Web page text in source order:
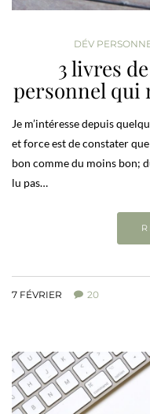
DÉV
3 livres
personnel qui
Je m’intéresse depuis
et force est de constater
bon comme du moins bon;
lu pas…
7 FÉVRIER 20